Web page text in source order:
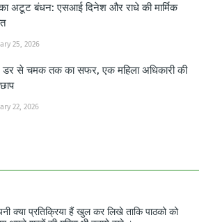
का अटूट बंधन: एसआई दिनेश और राधे की मार्मिक
25, 2026
डर से चमक तक का सफर, एक महिला अधिकारी की
22, 2026
क्या प्रतिक्रिया हैं खुल कर लिखे ताकि पाठको को